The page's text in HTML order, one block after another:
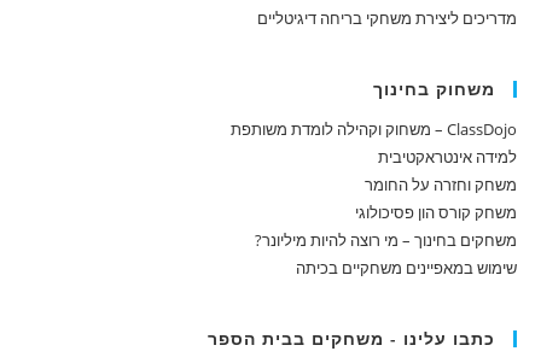
מדריכים ליצירת משחקי בריחה דיגיטליים
משחוק בחינוך
ClassDojo – משחוק וקהילה לומדת משותפת
למידה אינטראקטיבית
משחק וחזרה על החומר
משחק קורס הון פסיכולוגי
משחקים בחינוך – מי רוצה להיות מיליונר?
שימוש במאפיינים משחקיים בכיתה
כתבו עלינו - משחקים בבית הספר